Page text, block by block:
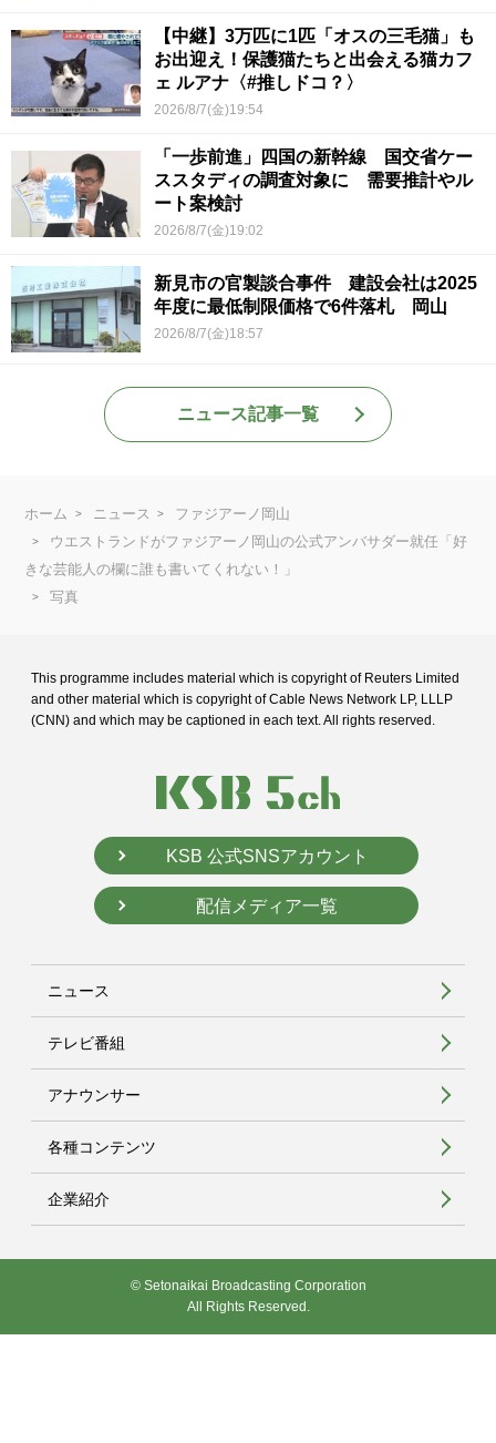
【中継】3万匹に1匹「オスの三毛猫」も
お出迎え！保護猫たちと出会える猫カフ
ェ ルアナ〈#推しドコ？〉
2026/8/7(金)19:54
「一歩前進」四国の新幹線 国交省ケー
ススタディの調査対象に 需要推計やル
ート案検討
2026/8/7(金)19:02
新見市の官製談合事件 建設会社は2025
年度に最低制限価格で6件落札 岡山
2026/8/7(金)18:57
ニュース記事一覧
ホーム ニュース
ファジアーノ岡山
ウエストランドがファジアーノ岡山の公式アンバサダー就任「好
きな芸能人の欄に誰も書いてくれない！」
写真
This programme includes material which is copyright of Reuters Limited
and other material which is copyright of Cable News Network LP, LLLP
(CNN) and which may be captioned in each text. All rights reserved.
KSB 公式SNSアカウント
配信メディア一覧
ニュース
テレビ番組
アナウンサー
各種コンテンツ
企業紹介
© Setonaikai Broadcasting Corporation
All Rights Reserved.